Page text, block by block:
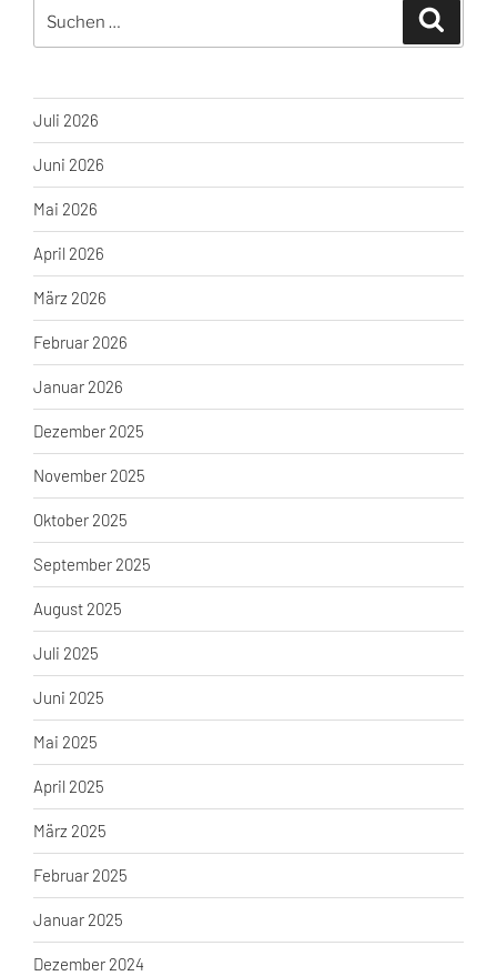
nach:
Juli 2026
Juni 2026
Mai 2026
April 2026
März 2026
Februar 2026
Januar 2026
Dezember 2025
November 2025
Oktober 2025
September 2025
August 2025
Juli 2025
Juni 2025
Mai 2025
April 2025
März 2025
Februar 2025
Januar 2025
Dezember 2024